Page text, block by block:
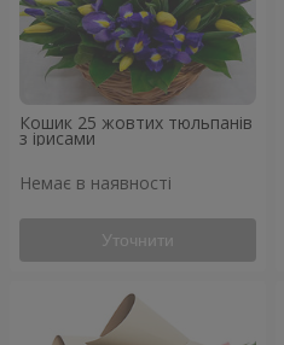
Кошик 25 жовтих тюльпанів
з ірисами
Немає в наявності
Уточнити